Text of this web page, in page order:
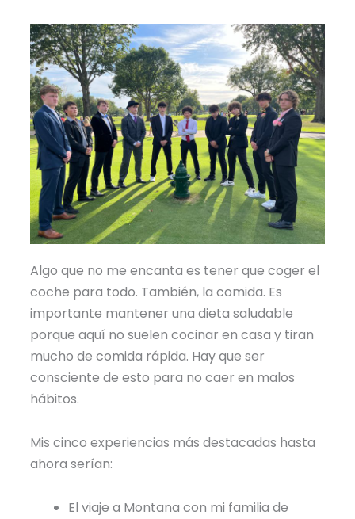
Algo que no me encanta es tener que coger el
coche para todo. También, la comida. Es
importante mantener una dieta saludable
porque aquí no suelen cocinar en casa y tiran
mucho de comida rápida. Hay que ser
consciente de esto para no caer en malos
hábitos.
Mis cinco experiencias más destacadas hasta
ahora serían:
El viaje a Montana con mi familia de